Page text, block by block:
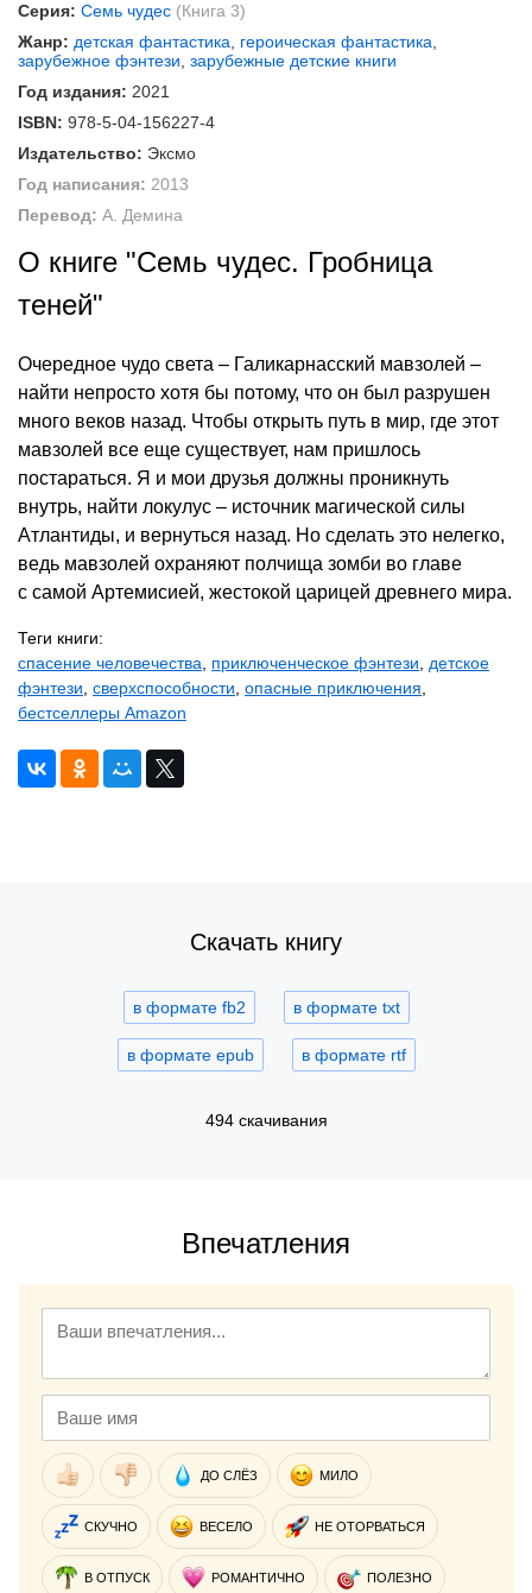
Серия: Семь чудес (Книга 3)
Жанр: детская фантастика героическая фантастика
зарубежное фэнтези зарубежные детские книги
Год издания: 2021
ISBN: 978-5-04-156227-4
Издательство: Эксмо
Год написания: 2013
Перевод: А. Демина
О книге "Семь чудес. Гробница
теней"
Очередное чудо света – Галикарнасский мавзолей –
найти непросто хотя бы потому, что он был разрушен
много веков назад. Чтобы открыть путь в мир, где этот
мавзолей все еще существует, нам пришлось
постараться. Я и мои друзья должны проникнуть
внутрь, найти локулус – источник магической силы
Атлантиды, и вернуться назад. Но сделать это нелегко,
ведь мавзолей охраняют полчища зомби во главе
с самой Артемисией, жестокой царицей древнего мира.
Теги книги:
спасение человечества
приключенческое фэнтези
детское
фэнтези сверхспособности опасные приключения
бестселлеры Amazon
Скачать книгу
в формате fb2 в формате txt
в формате epub в формате rtf
494 скачивания
Впечатления
ДО СЛЁЗ МИЛО
СКУЧНО ВЕСЕЛО НЕ ОТОРВАТЬСЯ
В ОТПУСК РОМАНТИЧНО ПОЛЕЗНО